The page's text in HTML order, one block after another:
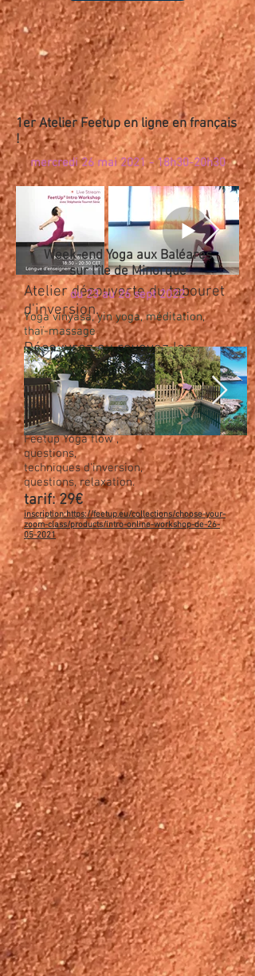
1er Atelier Feetup en ligne en français
!
mercredi 26 mai 2021 - 18h30-20h30
Atelier découverte du tabouret
d'inversion.
Découvrez ou revoyez les
bases pour pratiquer avec
votre feetup en toute sécurité à
la maison.Déroulé del'atelier:
Introduction,
Feetup Yoga flow ,
questions,
techniques d'inversion,
questions, relaxation.
tarif: 29€
inscription:https://feetup.eu/collections/choose-your-
zoom-class/products/intro-online-workshop-de-26-
05-2021
Week-end Yoga aux Baléares
sur l'île de Minorque
du 23 au 26 sept 2022
Yoga vinyasa, yin yoga, méditation,
thaï-massage